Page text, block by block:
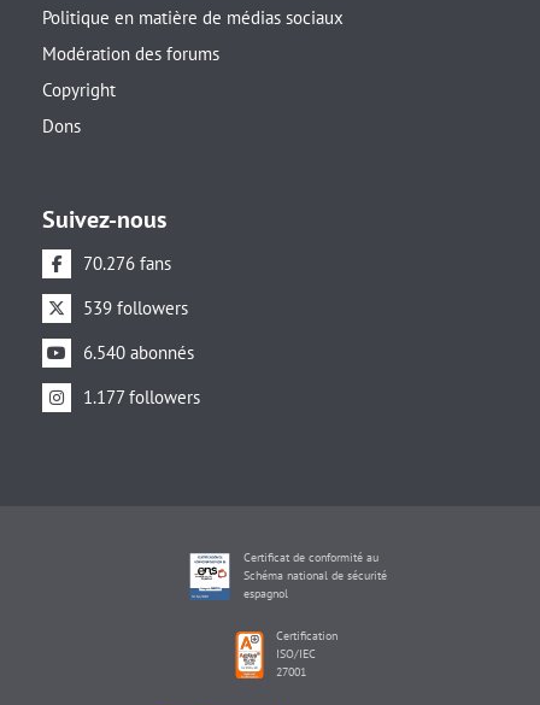
Politique en matière de médias sociaux
Modération des forums
Copyright
Dons
Suivez-nous
70.276 fans
539 followers
6.540 abonnés
1.177 followers
Certificat de conformité au
Schéma national de sécurité
espagnol
Certification
ISO/IEC
27001